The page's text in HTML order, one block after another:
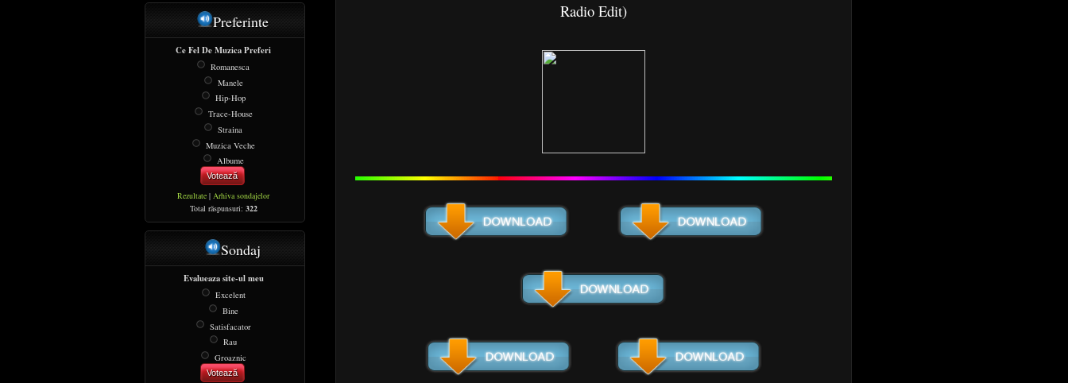
Preferinte
Ce Fel De Muzica Preferi
Romanesca
Manele
Hip-Hop
Trace-House
Straina
Muzica Veche
Albume
Votează
Rezultate |Arhiva sondajelor
Total răspunsuri: 322
Sondaj
Evalueaza site-ul meu
Excelent
Bine
Satisfacator
Rau
Groaznic
Votează
Radio Edit)